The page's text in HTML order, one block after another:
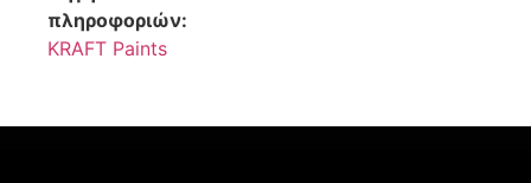
πληροφοριών:
KRAFT Paints